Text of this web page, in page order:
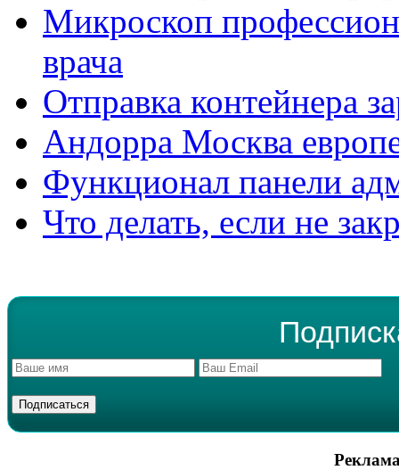
Микроскоп
врача
Отправка контейнера
Андорра Москва
Функционал панели
Что делать, если не